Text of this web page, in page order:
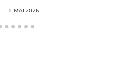
1. MAI 2026